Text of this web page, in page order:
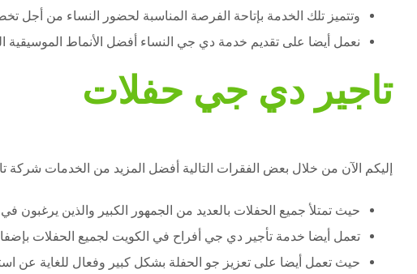
وتتميز تلك الخدمة بإتاحة الفرصة المناسبة لحضور النساء من أجل
نعمل أيضا على تقديم خدمة دي جي النساء أفضل الأنماط الموسيقية
تاجير دي جي حفلات
إليكم الآن من خلال بعض الفقرات التالية أفضل المزيد من الخدمات شركة
حيث تمتلأ جميع الحفلات بالعديد من الجمهور الكبير والذين
تعمل أيضا خدمة تأجير دي جي أفراح في الكويت لجميع الحفلات
حيث تعمل أيضا على تعزيز جو الحفلة بشكل كبير وفعال للغاية عن